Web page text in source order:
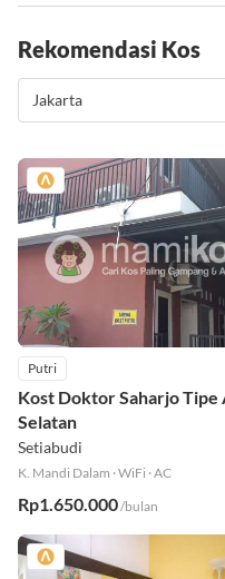
Rekomendasi Kos
Putri
Kost Doktor Saharjo Tipe
Selatan
Setiabudi
K. Mandi Dalam ·WiFi ·AC
Rp1.650.000/bulan